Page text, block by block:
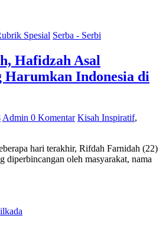
Spesial Serba - Serbi
Hafidzah Asal
Harumkan Indonesia di
Admin 0 Komentar Kisah Inspiratif,
hari terakhir, Rifdah Farnidah (22)
diperbincangan oleh masyarakat, nama